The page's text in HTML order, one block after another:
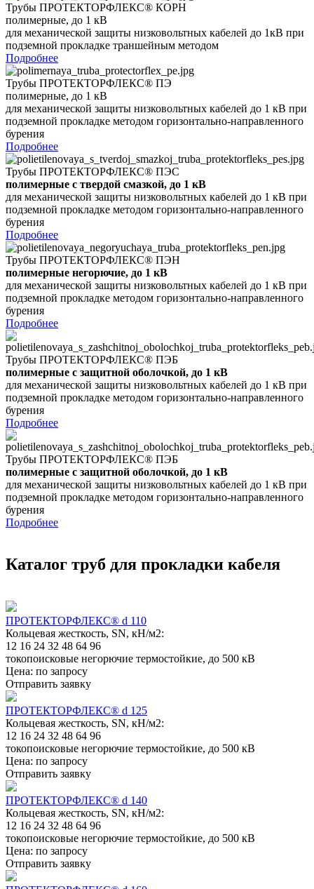
Трубы ПРОТЕКТОРФЛЕКС® КОРН
полимерные, до 1 кВ
для механической защиты низковольтных кабелей до 1кВ при
подземной прокладке траншейным методом
Подробнее
Трубы ПРОТЕКТОРФЛЕКС® ПЭ
полимерные, до 1 кВ
для механической защиты низковольтных кабелей до 1 кВ при
подземной прокладке методом горизонтально-направленного
бурения
Подробнее
Трубы ПРОТЕКТОРФЛЕКС® ПЭC
полимерные с твердой смазкой, до 1 кВ
для механической защиты низковольтных кабелей до 1 кВ при
подземной прокладке методом горизонтально-направленного
бурения
Подробнее
Трубы ПРОТЕКТОРФЛЕКС® ПЭН
полимерные негорючие, до 1 кВ
для механической защиты низковольтных кабелей до 1 кВ при
подземной прокладке методом горизонтально-направленного
бурения
Подробнее
Трубы ПРОТЕКТОРФЛЕКС® ПЭБ
полимерные с защитной оболочкой, до 1 кВ
для механической защиты низковольтных кабелей до 1 кВ при
подземной прокладке методом горизонтально-направленного
бурения
Подробнее
Трубы ПРОТЕКТОРФЛЕКС® ПЭБ
полимерные с защитной оболочкой, до 1 кВ
для механической защиты низковольтных кабелей до 1 кВ при
подземной прокладке методом горизонтально-направленного
бурения
Подробнее
Каталог труб для прокладки кабеля
ПРОТЕКТОРФЛЕКС® d 110
Кольцевая жесткость, SN, кН/м2:
12 16 24 32 48 64 96
токопоисковые негорючие термостойкие, до 500 кВ
Цена: по запросу
Отправить заявку
ПРОТЕКТОРФЛЕКС® d 125
Кольцевая жесткость, SN, кН/м2:
12 16 24 32 48 64 96
токопоисковые негорючие термостойкие, до 500 кВ
Цена: по запросу
Отправить заявку
ПРОТЕКТОРФЛЕКС® d 140
Кольцевая жесткость, SN, кН/м2:
12 16 24 32 48 64 96
токопоисковые негорючие термостойкие, до 500 кВ
Цена: по запросу
Отправить заявку